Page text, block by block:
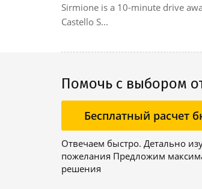
Sirmione is a 10-minute drive
Castello S...
Помочь с выбором
Бесплатный расчет
Отвечаем быстро. Детально
пожелания Предложим
решения